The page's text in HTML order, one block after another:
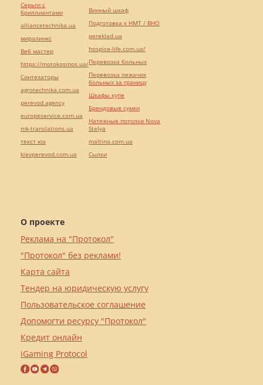
О проекте
Реклама на "Протокол"
"Протокол" без реклами!
Карта сайта
Тендер на юридическую услугу
Пользовательское соглашение
Допомогти ресурсу "Протокол"
Кредит онлайн
iGaming Protocol
Серьги с
бриллиантами
alliancetechnika.ua
миралинкс
Веб мастер
https://motokosmos.ua/
Синтезаторы
agrotechnika.com.ua
perevod.agency
europeservice.com.ua
mk-translations.ua
текст юа
kievperevod.com.ua
Винный шкаф
Подготовка к НМТ / ВНО
pereklad.ua
hospice-life.com.ua/
Перевозка больных
Перевозка лежачих
больных за границу
Шкафы купе
Брендовые сумки
Натяжные потолки Nova
Stelya
maltina.com.ua
Cылки